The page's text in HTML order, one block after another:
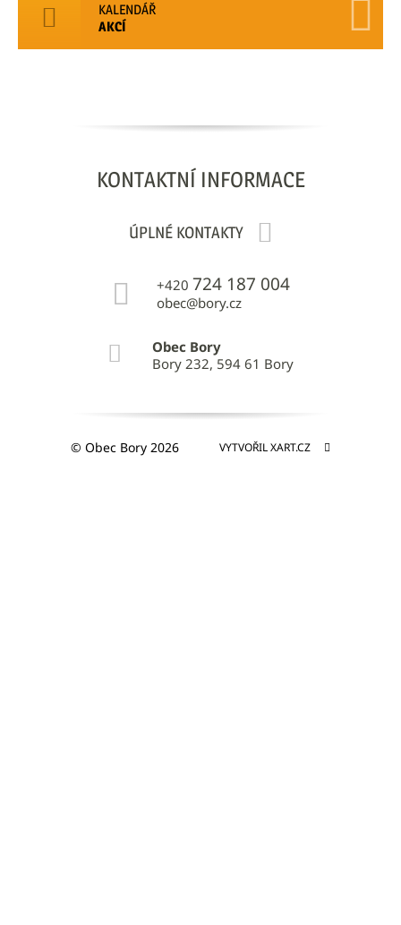
KALENDÁŘ
AKCÍ
KONTAKTNÍ INFORMACE
Obec Bory
Bory 232, 594 61 Bory
+420 724 187 004
obec@bory.cz
ÚPLNÉ KONTAKTY
© Obec Bory 2026 VYTVOŘIL XART.CZ